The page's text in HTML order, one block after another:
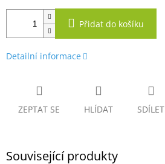
Přidat do košíku
Detailní informace
ZEPTAT SE HLÍDAT SDÍLET
Související produkty